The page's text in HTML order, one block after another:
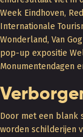
Week Eindhoven,
Internationale
Wonderland, Van
pop-up expositie
Monumentendagen
Door met een blank
worden schilderijen